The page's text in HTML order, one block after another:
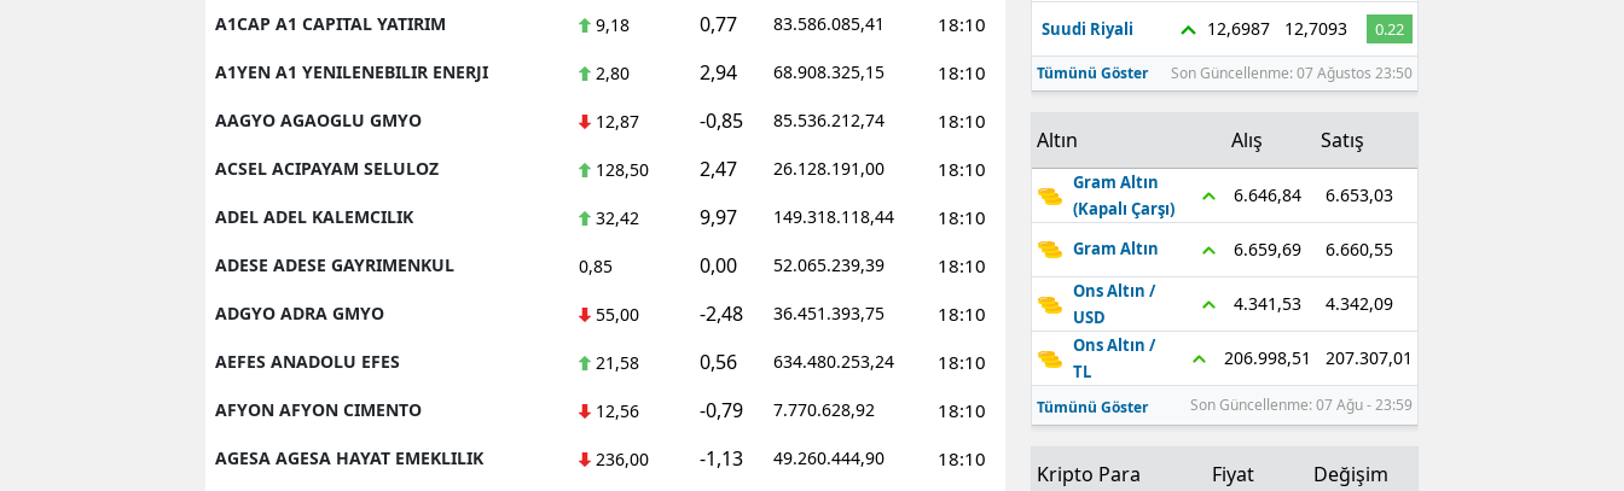
A1CAP A1 CAPITAL YATIRIM 9,18 0,77 83.586.085,41 18:10
A1YEN A1 YENILENEBILIR ENERJI 2,80 2,94 68.908.325,15 18:10
AAGYO AGAOGLU GMYO 12,87 -0,85 85.536.212,74 18:10
ACSEL ACIPAYAM SELULOZ 128,50 2,47 26.128.191,00 18:10
ADEL ADEL KALEMCILIK 32,42 9,97 149.318.118,44 18:10
ADESE ADESE GAYRIMENKUL 0,85 0,00 52.065.239,39 18:10
ADGYO ADRA GMYO 55,00 -2,48 36.451.393,75 18:10
AEFES ANADOLU EFES 21,58 0,56 634.480.253,24 18:10
AFYON AFYON CIMENTO 12,56 -0,79 7.770.628,92 18:10
AGESA AGESA HAYAT EMEKLILIK 236,00 -1,13 49.260.444,90 18:10
Suudi Riyali 12,6987 12,7093 0.22
Tümünü Göster Son Güncellenme: 07 Ağustos 23:50
Altın Alış Satış
Gram Altın
(Kapalı Çarşı)
6.646,84 6.653,03
Gram Altın 6.659,69 6.660,55
Ons Altın /
USD
4.341,53 4.342,09
Ons Altın /
TL
206.998,51 207.307,01
Tümünü Göster Son Güncellenme: 07 Ağu - 23:59
Kripto Para Fiyat Değişim